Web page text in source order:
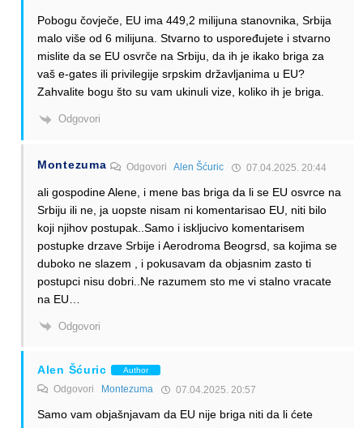
Pobogu čovječe, EU ima 449,2 milijuna stanovnika, Srbija
malo više od 6 milijuna. Stvarno to uspoređujete i stvarno
mislite da se EU osvrče na Srbiju, da ih je ikako briga za
vaš e-gates ili privilegije srpskim državljanima u EU?
Zahvalite bogu što su vam ukinuli vize, koliko ih je briga.
Odgovori
Montezuma OdgovoriAlen Šćuric 07.04.2025. 20:44
ali gospodine Alene, i mene bas briga da li se EU osvrce na
Srbiju ili ne, ja uopste nisam ni komentarisao EU, niti bilo
koji njihov postupak..Samo i iskljucivo komentarisem
postupke drzave Srbije i Aerodroma Beogrsd, sa kojima se
duboko ne slazem , i pokusavam da objasnim zasto ti
postupci nisu dobri..Ne razumem sto me vi stalno vracate
na EU…
Odgovori
Alen Šćuric Author
Odgovori Montezuma 07.04.2025. 20:57
Samo vam objašnjavam da EU nije briga niti da li ćete